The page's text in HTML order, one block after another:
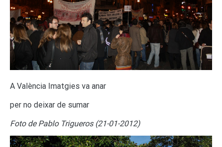
A València Imatgies va anar
per no deixar de sumar
Foto de Pablo Trigueros (21-01-2012)